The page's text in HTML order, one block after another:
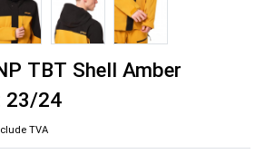
TBT Shell Amber
23/24
TVA